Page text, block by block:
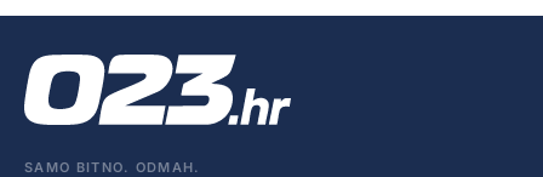
SAMO BITNO. ODMAH.